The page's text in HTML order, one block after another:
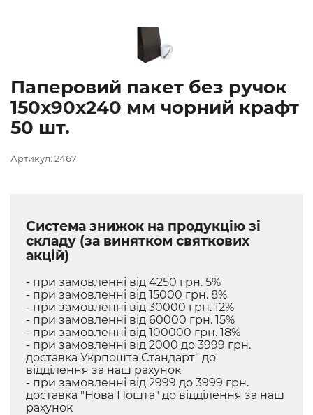
Паперовий пакет без ручок
150х90х240 мм чорний крафт
50 шт.
Артикул: 2467
Система знижок на продукцію зі
складу (за винятком святкових
акцій)
- при замовленні від 4250 грн. 5%
- при замовленні від 15000 грн. 8%
- при замовленні від 30000 грн. 12%
- при замовленні від 60000 грн. 15%
- при замовленні від 100000 грн. 18%
- при замовленні від 2000 до 3999 грн.
доставка Укрпошта Стандарт" до
відділення за наш рахунок
- при замовленні від 2999 до 3999 грн.
доставка "Нова Пошта" до відділення за наш
рахунок